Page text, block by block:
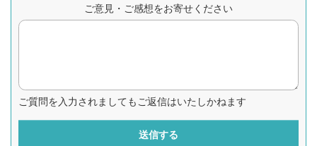
ご意見・ご感想をお寄せください
ご質問を入力されましてもご返信はいたしかねます
送信する